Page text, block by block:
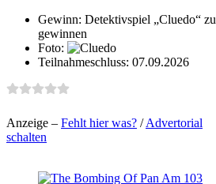
Gewinn: Detektivspiel „Cluedo“ zu
gewinnen
Foto:
Teilnahmeschluss: 07.09.2026
Anzeige – Fehlt hier was? /Advertorial
schalten